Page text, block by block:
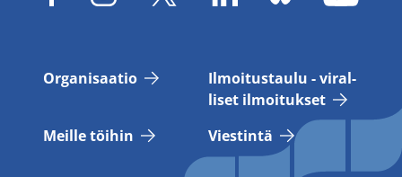
Or­ga­ni­saa­tio
Il­moi­tus­tau­lu - vi­ral­
li­set il­moi­tuk­set
Meil­le töi­hin
Vies­tin­tä